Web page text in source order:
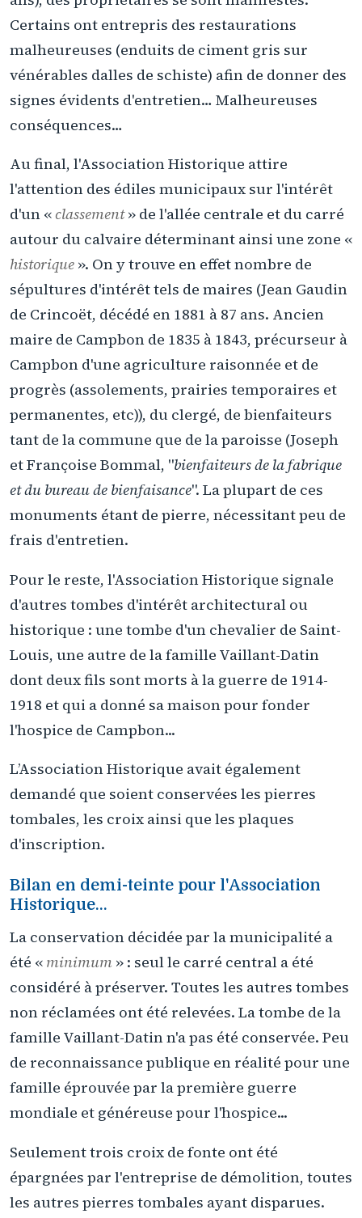
Certains ont entrepris des restaurations
malheureuses (enduits de ciment gris sur
vénérables dalles de schiste) afin de donner des
signes évidents d'entretien… Malheureuses
conséquences…
Au final, l'Association Historique attire
l'attention des édiles municipaux sur l'intérêt
d'un « classement» de l'allée centrale et du carré
autour du calvaire déterminant ainsi une zone «
historique ». On y trouve en effet nombre de
sépultures d'intérêt tels de maires (Jean Gaudin
de Crincoët, décédé en 1881 à 87 ans. Ancien
maire de Campbon de 1835 à 1843, précurseur à
Campbon d'une agriculture raisonnée et de
progrès (assolements, prairies temporaires et
permanentes, etc)), du clergé, de bienfaiteurs
tant de la commune que de la paroisse (Joseph
et Françoise Bommal, "bienfaiteurs de la fabrique
et du bureau de bienfaisance". La plupart de ces
monuments étant de pierre, nécessitant peu de
frais d'entretien.
Pour le reste, l'Association Historique signale
d'autres tombes d'intérêt architectural ou
historique : une tombe d'un chevalier de Saint-
Louis, une autre de la famille Vaillant-Datin
dont deux fils sont morts à la guerre de 1914-
1918 et qui a donné sa maison pour fonder
l'hospice de Campbon...
L’Association Historique avait également
demandé que soient conservées les pierres
tombales, les croix ainsi que les plaques
d'inscription.
Bilan en demi-teinte pour l'Association
Historique...
La conservation décidée par la municipalité a
été « minimum » : seul le carré central a été
considéré à préserver. Toutes les autres tombes
non réclamées ont été relevées. La tombe de la
famille Vaillant-Datin n'a pas été conservée. Peu
de reconnaissance publique en réalité pour une
famille éprouvée par la première guerre
mondiale et généreuse pour l'hospice...
Seulement trois croix de fonte ont été
épargnées par l'entreprise de démolition, toutes
les autres pierres tombales ayant disparues.